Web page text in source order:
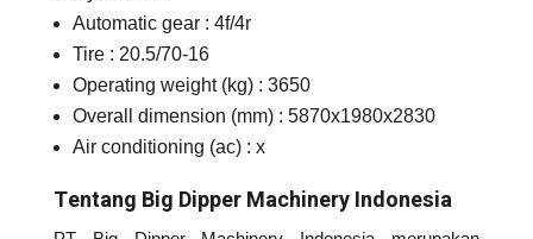
Automatic gear : 4f/4r
Tire : 20.5/70-16
Operating weight (kg) : 3650
Overall dimension (mm) : 5870x1980x2830
Air conditioning (ac) : x
Tentang Big Dipper Machinery Indonesia